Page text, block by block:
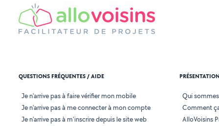
QUESTIONS FRÉQUENTES / AIDE
Je n'arrive pas à faire vérifier mon mobile
Je n'arrive pas à me connecter à mon compte
Je n'arrive pas à m'inscrire depuis le site web
PRÉSENTATION
Qui
Comment
AlloVoisins